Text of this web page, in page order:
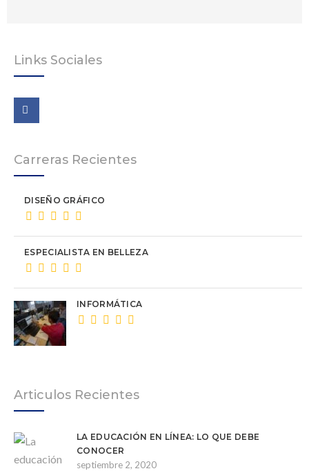
Links Sociales
Carreras Recientes
DISEÑO GRÁFICO
ESPECIALISTA EN BELLEZA
INFORMÁTICA
Articulos Recientes
LA EDUCACIÓN EN LÍNEA: LO QUE DEBE
CONOCER
septiembre 2, 2020